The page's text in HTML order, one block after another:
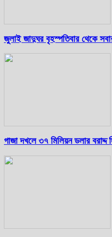
জুলাই জাদুঘর বৃহস্পতিবার থেকে
গাজা দখলে ৩৭ মিলিয়ন ডলার বরাদ্দ